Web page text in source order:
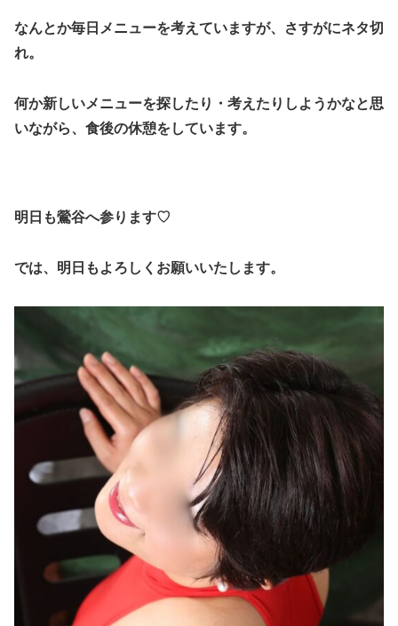
なんとか毎日メニューを考えていますが、さすがにネタ切
れ。
何か新しいメニューを探したり・考えたりしようかなと思
いながら、食後の休憩をしています。
明日も鶯谷へ参ります♡
では、明日もよろしくお願いいたします。